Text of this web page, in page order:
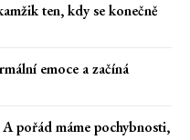
ten, kdy se konečně
emoce a začíná
pořád máme pochybnosti,